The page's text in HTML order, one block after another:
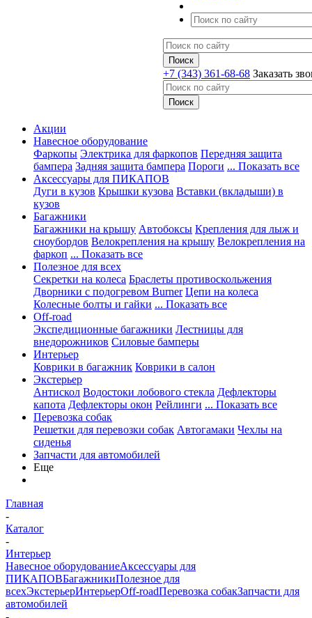
+7 (343) 361-68-68 Заказать
Акции
Навесное оборудование
Фаркопы Электрика для фаркопов Передняя защита
бампера Задняя защита бампера Пороги ... Показать все
Аксессуары для ПИКАПОВ
Дуги в кузов Крышки кузова Вставки (вкладыши) в
кузов
Багажники
Багажники на крышу Автобоксы Крепления для лыж и
сноубордов Велокрепления на крышу Велокрепления на
фаркоп ... Показать все
Полезное для всех
Секретки на колеса Браслеты противоскольжения
Дворники с подогревом Burner Цепи на колеса
Колесные болты и гайки ... Показать все
Off-road
Экспедиционные багажники Лестницы для
внедорожников Силовые бамперы
Интерьер
Коврики в багажник Коврики в салон
Экстерьер
Антискол Водостоки лобового стекла Дефлекторы
капота Дефлекторы окон Рейлинги ... Показать все
Перевозка собак
Решетки для перевозки собак Автогамаки Чехлы на
сиденья
Запчасти для автомобилей
Еще
Главная
-
Каталог
-
Интерьер
Навесное оборудованиеАксессуары для
ПИКАПОВБагажникиПолезное для
всехЭкстерьерИнтерьерOff-roadПеревозка собакЗапчасти для
автомобилей